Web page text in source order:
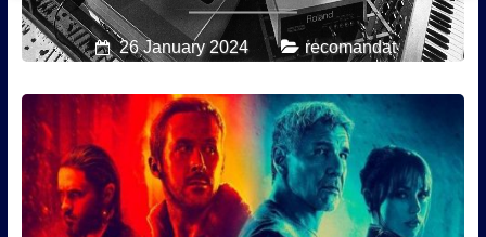
26 January 2024 recomandat